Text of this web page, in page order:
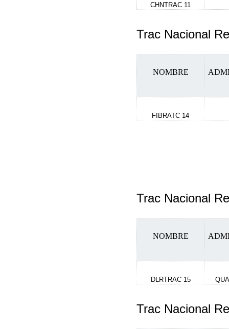
CHNTRAC 11
Trac Nacional
NOMBRE
FIBRATC 14
Trac Nacional
NOMBRE
DLRTRAC 15
Trac Nacional